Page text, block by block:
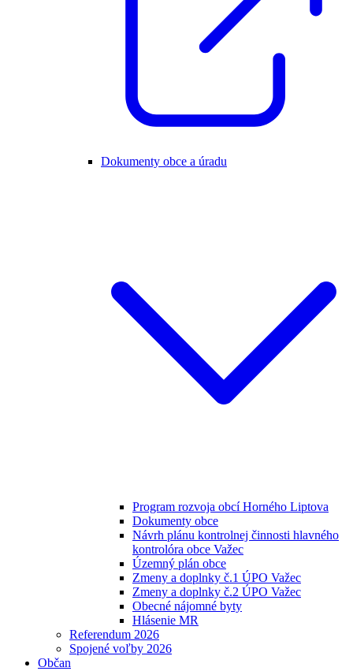
Dokumenty obce a úradu
Program rozvoja obcí Horného Liptova
Dokumenty obce
Návrh plánu kontrolnej činnosti hlavného
kontrolóra obce Važec
Územný plán obce
Zmeny a doplnky č.1 ÚPO Važec
Zmeny a doplnky č.2 ÚPO Važec
Obecné nájomné byty
Hlásenie MR
Referendum 2026
Spojené voľby 2026
Občan